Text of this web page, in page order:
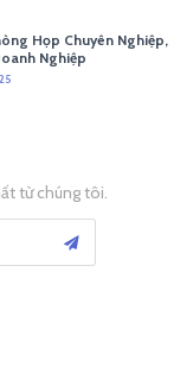
Họp Chuyên Nghiệp,
Nghiệp
từ chúng tôi.